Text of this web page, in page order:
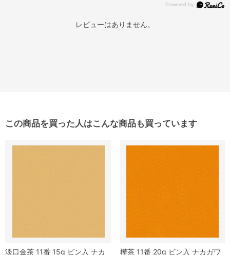
レビューはありません。
この商品を買った人はこんな商品も買っています
淡口金茶 11番 15g ビン入 ナカ 樺茶 11番 20g ビン入 ナカガワ